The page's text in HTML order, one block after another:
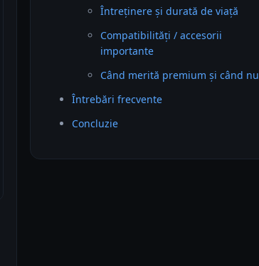
Întreținere și durată de viață
Compatibilități / accesorii
importante
Când merită premium și când nu
Întrebări frecvente
Concluzie